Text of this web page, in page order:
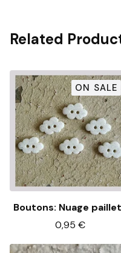
Related
ON SALE
Boutons: Nuage
0,95 €